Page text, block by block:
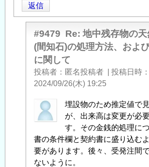
返信
#9479 Re: 地中残存物の
(間知石)の処理方法、およ
に関して
投稿者 匿名投稿者
投稿日時
2024/09/26(木) 19:25
匿
名
稿
者
に
埋設物のため推定値で
が、出来高は変更が必
す。その金銭的処理に
書の条件欄と契約書に盛り込む
要があります。後々、受発注間
ないように。